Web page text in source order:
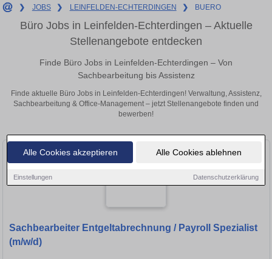
Alle Cookies akzeptieren Alle Cookies ablehnen
Einstellungen Datenschutzerklärung
❯ JOBS ❯ LEINFELDEN-ECHTERDINGEN ❯ BUERO
Büro Jobs in Leinfelden-Echterdingen – Aktuelle
Stellenangebote entdecken
Finde Büro Jobs in Leinfelden-Echterdingen – Von
Sachbearbeitung bis Assistenz
Finde aktuelle Büro Jobs in Leinfelden-Echterdingen! Verwaltung, Assistenz,
Sachbearbeitung & Office-Management – jetzt Stellenangebote finden und
bewerben!
Sachbearbeiter Entgeltabrechnung / Payroll Spezialist
(m/w/d)